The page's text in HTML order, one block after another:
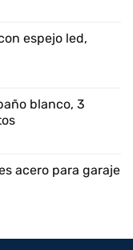
espejo led,
blanco, 3
acero para garaje